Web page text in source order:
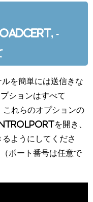
-
を簡単には送信きな
ションはすべて
れらのオプションの
を開き、
ようにしてくださ
ポート番号は任意で